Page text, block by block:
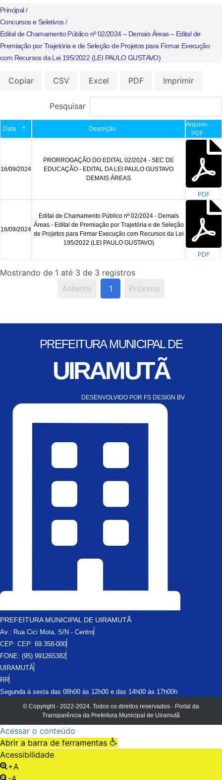
Principal /
Concursos e Seletivos /
Edital de Chamamento Público nº 02/2024 – Demais Áreas – Edital de
Premiação por Trajetória e de Seleção de Projetos para Firmar Execução
com Recursos da Lei 195/2022 (LEI PAULO GUSTAVO)
Copiar CSV Excel PDF Imprimir
Pesquisar
Data Descrição
Arquivo-
PDF
16/09/2024
PRORROGAÇÃO DO EDITAL 02/2024 - SEC DE
EDUCAÇÃO - EDITAL DA LEI PAULO GUSTAVO
DEMAIS ÁREAS
PDF
16/09/2024
Edital de Chamamento Público nº 02/2024 - Demais
Áreas - Edital de Premiação por Trajetória e de Seleção
de Projetos para Firmar Execução com Recursos da Lei
195/2022 (LEI PAULO GUSTAVO)
PDF
Mostrando de 1 até 3 de 3 registros
Anterior
1 Próximo
PREFEITURA MUNICIPAL DE
UIRAMUTÃ
DESENVOLVIDO POR FS DESIGN BV
PREFEITURA MUNICIPAL DE UIRAMUTÃ
Av.: Rua Cici Mota, S/N - Centro
CEP: CEP: 69.358-000
FONE: (95) 991265382
UIRAMUTÃ
RR
Segunda à sexta das 08h00 às 12h00 e das 14h00 às 17h00h
© Copyright - 2022-2024. Todos os direitos reservados - Portal da
Transparência da Prefeitura Municipal de Uiramutã
Acessar o conteúdo
Abrir a barra de ferramentas
Acessibilidade
+A